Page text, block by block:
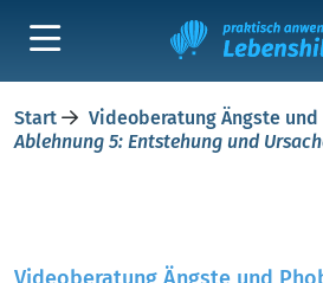
Start Videoberatung Ängste und
Ablehnung 5: Entstehung und